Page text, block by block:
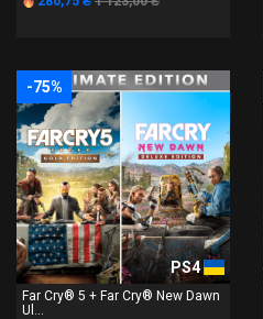
-75%
PS4
Far Cry® 5 + Far Cry® New Dawn
Ul...